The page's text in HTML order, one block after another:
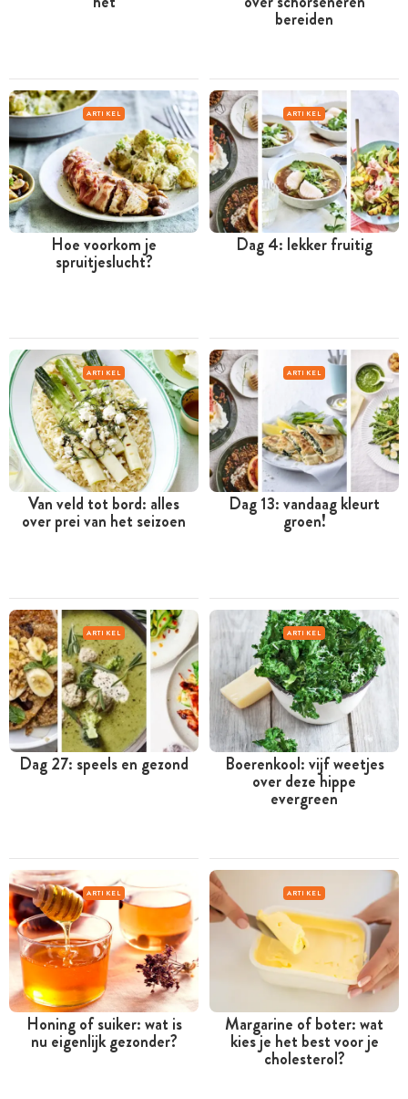
bereiden
ARTIKEL
Hoe voorkom je
spruitjeslucht?
ARTIKEL
Dag 4: lekker fruitig
ARTIKEL
Van veld tot bord: alles
over prei van het seizoen
ARTIKEL
Dag 13: vandaag kleurt
groen!
ARTIKEL
Dag 27: speels en gezond
ARTIKEL
Boerenkool: vijf weetjes
over deze hippe
evergreen
ARTIKEL
Honing of suiker: wat is
nu eigenlijk gezonder?
ARTIKEL
Margarine of boter: wat
kies je het best voor je
cholesterol?